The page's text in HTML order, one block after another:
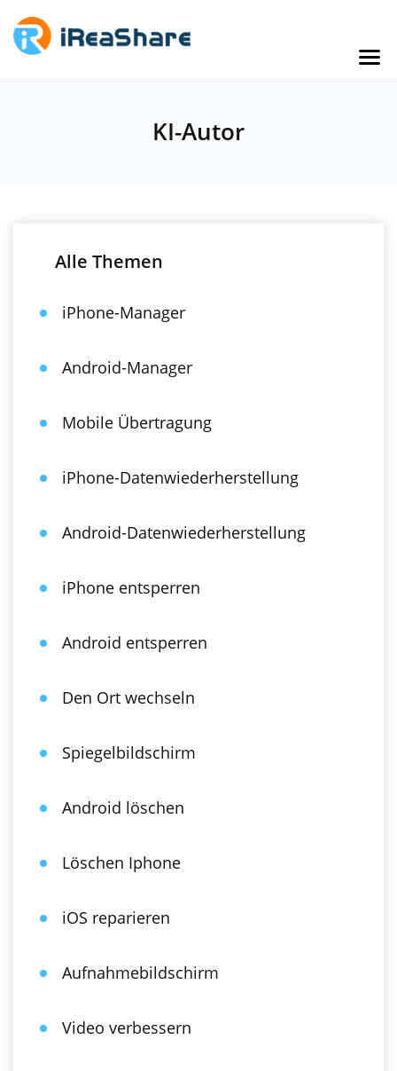
KI-Autor
Alle Themen
iPhone-Manager
Android-Manager
Mobile Übertragung
iPhone-Datenwiederherstellung
Android-Datenwiederherstellung
iPhone entsperren
Android entsperren
Den Ort wechseln
Spiegelbildschirm
Android löschen
Löschen Iphone
iOS reparieren
Aufnahmebildschirm
Video verbessern